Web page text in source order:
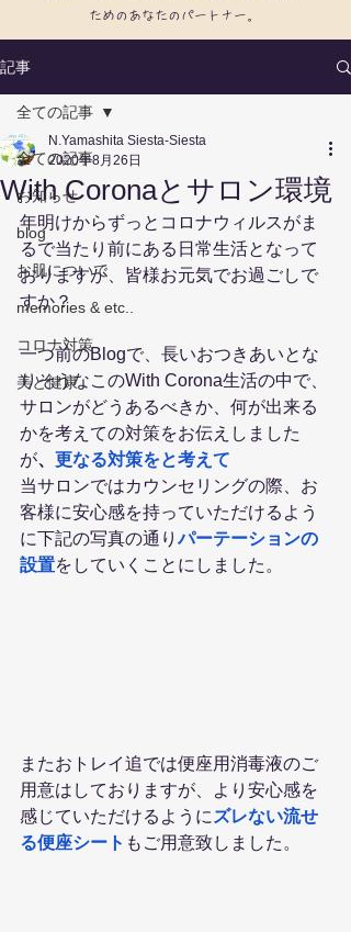
ためのあなたのパートナー。
記事
全ての記事
お知らせ
blog
お肌について
memories & etc..
コロナ対策
美と健康
全ての記事
With Coronaとサロン環境
N.Yamashita Siesta-Siesta
2020年8月26日
年明けからずっとコロナウィルスがま
るで当たり前にある日常生活となって
おりますが、皆様お元気でお過ごしで
すか？
一つ前のBlogで、長いおつきあいとな
りそうなこのWith Corona生活の中で、
サロンがどうあるべきか、何が出来る
かを考えての対策をお伝えしました
が、 更なる対策をと考えて
当サロンではカウンセリングの際、お
客様に安心感を持っていただけるよう
に下記の写真の通りパーテーションの
設置をしていくことにしました。
またおトレイ追では便座用消毒液のご
用意はしておりますが、より安心感を
感じていただけるように ズレない流せ
る便座シート もご用意致しました。